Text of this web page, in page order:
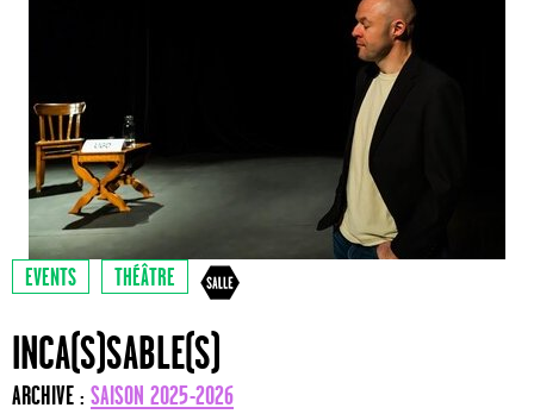
EVENTS THÉÂTRE
INCA(S)SABLE(S)
ARCHIVE : SAISON 2025-2026